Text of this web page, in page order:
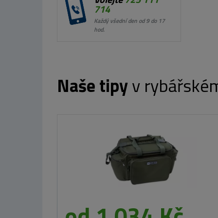
714
Každý všední den od 9 do 17
hod.
Naše tipyv